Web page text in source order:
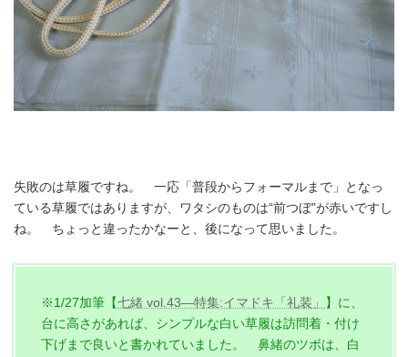
失敗のは草履ですね。 一応「普段からフォーマルまで」となっ
ている草履ではありますが、ワタシのものは“前つぼ”が赤いですし
ね。 ちょっと違ったかなーと、後になって思いました。
※1/27加筆【七緒 vol.43―特集:イマドキ「礼装」
】に、
台に高さがあれば、シンプルな白い草履は訪問着・付け
下げまで良いと書かれていました。 鼻緒のツボは、白